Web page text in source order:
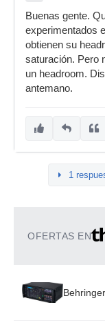
Buenas gente.
experimentados
obtienen su
saturación. Pero
un headroom.
antemano.
1
OFERTAS EN